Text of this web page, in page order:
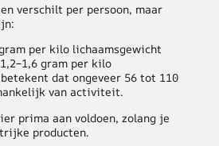
verschilt per persoon, maar
per kilo lichaamsgewicht
gram per kilo
dat ongeveer 56 tot 110
van activiteit.
prima aan voldoen, zolang je
producten.